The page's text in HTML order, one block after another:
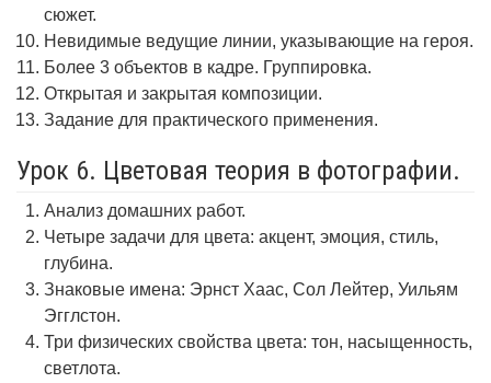
сюжет.
Невидимые ведущие линии, указывающие на героя.
Более 3 объектов в кадре. Группировка.
Открытая и закрытая композиции.
Задание для практического применения.
Урок 6. Цветовая теория в фотографии.
Анализ домашних работ.
Четыре задачи для цвета: акцент, эмоция, стиль,
глубина.
Знаковые имена: Эрнст Хаас, Сол Лейтер, Уильям
Эгглстон.
Три физических свойства цвета: тон, насыщенность,
светлота.